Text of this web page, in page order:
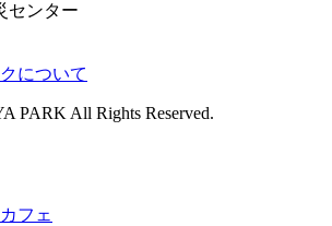
センター
について
PARK All Rights Reserved.
フェ